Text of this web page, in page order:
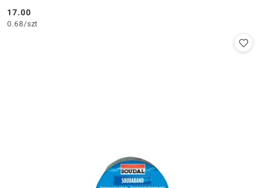
Cena:
17.00
0.68/szt